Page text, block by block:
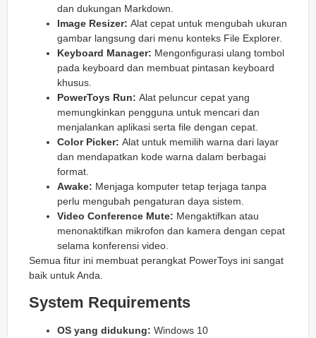
dan dukungan Markdown.
Image Resizer: Alat cepat untuk mengubah ukuran
gambar langsung dari menu konteks File Explorer.
Keyboard Manager: Mengonfigurasi ulang tombol
pada keyboard dan membuat pintasan keyboard
khusus.
PowerToys Run: Alat peluncur cepat yang
memungkinkan pengguna untuk mencari dan
menjalankan aplikasi serta file dengan cepat.
Color Picker: Alat untuk memilih warna dari layar
dan mendapatkan kode warna dalam berbagai
format.
Awake: Menjaga komputer tetap terjaga tanpa
perlu mengubah pengaturan daya sistem.
Video Conference Mute: Mengaktifkan atau
menonaktifkan mikrofon dan kamera dengan cepat
selama konferensi video.
Semua fitur ini membuat perangkat PowerToys ini sangat
baik untuk Anda.
System Requirements
OS yang didukung: Windows 10